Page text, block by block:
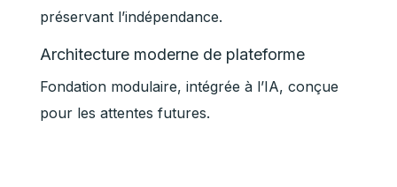
préservant l’indépendance.
Architecture moderne de plateforme
Fondation modulaire, intégrée à l’IA, conçue
pour les attentes futures.